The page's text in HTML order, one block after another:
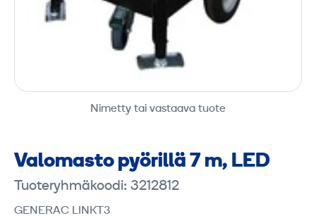
Nimetty tai vastaava tuote
Valomasto pyörillä 7 m, LED
Tuoteryhmäkoodi: 3212812
GENERAC LINKT3